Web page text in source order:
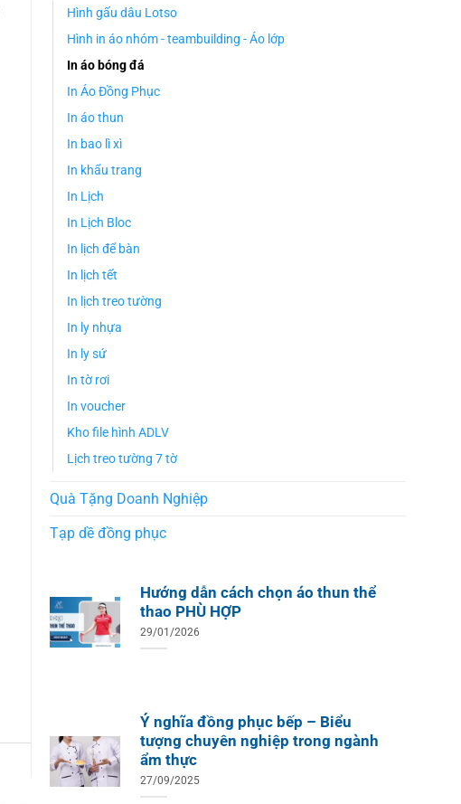
Hình gấu dâu Lotso
Hình in áo nhóm - teambuilding - Áo lớp
In áo bóng đá
In Áo Đồng Phục
In áo thun
In bao lì xì
In khẩu trang
In Lịch
In Lịch Bloc
In lịch để bàn
In lịch tết
In lịch treo tường
In ly nhựa
In ly sứ
In tờ rơi
In voucher
Kho file hình ADLV
Lịch treo tường 7 tờ
Quà Tặng Doanh Nghiệp
Tạp dề đồng phục
Hướng dẫn cách chọn áo thun thể
thao PHÙ HỢP
29/01/2026
Ý nghĩa đồng phục bếp – Biểu
tượng chuyên nghiệp trong ngành
ẩm thực
27/09/2025